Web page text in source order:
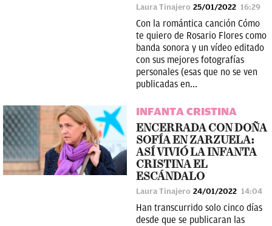
Laura Tinajero 25/01/2022 16:29
Con la romántica canción Cómo
te quiero de Rosario Flores como
banda sonora y un vídeo editado
con sus mejores fotografías
personales (esas que no se ven
publicadas en...
INFANTA CRISTINA
ENCERRADA CON DOÑA
SOFÍA EN ZARZUELA:
ASÍ VIVIÓ LA INFANTA
CRISTINA EL
ESCÁNDALO
Laura Tinajero 24/01/2022 14:04
Han transcurrido solo cinco días
desde que se publicaran las